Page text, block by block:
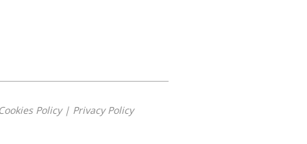
Cookies Policy| Privacy Policy